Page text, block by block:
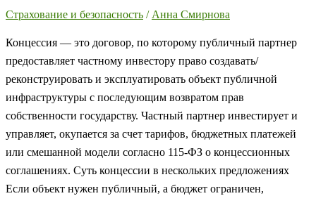
Страхование и безопасность / Анна Смирнова
Концессия — это договор, по которому публичный партнер
предоставляет частному инвестору право создавать/
реконструировать и эксплуатировать объект публичной
инфраструктуры с последующим возвратом прав
собственности государству. Частный партнер инвестирует и
управляет, окупается за счет тарифов, бюджетных платежей
или смешанной модели согласно 115-ФЗ о концессионных
соглашениях. Суть концессии в нескольких предложениях
Если объект нужен публичный, а бюджет ограничен,